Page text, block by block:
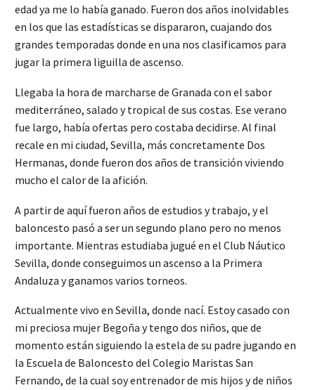
edad ya me lo había ganado. Fueron dos años inolvidables
en los que las estadísticas se dispararon, cuajando dos
grandes temporadas donde en una nos clasificamos para
jugar la primera liguilla de ascenso.
Llegaba la hora de marcharse de Granada con el sabor
mediterráneo, salado y tropical de sus costas. Ese verano
fue largo, había ofertas pero costaba decidirse. Al final
recale en mi ciudad, Sevilla, más concretamente Dos
Hermanas, donde fueron dos años de transición viviendo
mucho el calor de la afición.
A partir de aquí fueron años de estudios y trabajo, y el
baloncesto pasó a ser un segundo plano pero no menos
importante. Mientras estudiaba jugué en el Club Náutico
Sevilla, donde conseguimos un ascenso a la Primera
Andaluza y ganamos varios torneos.
Actualmente vivo en Sevilla, donde nací. Estoy casado con
mi preciosa mujer Begoña y tengo dos niños, que de
momento están siguiendo la estela de su padre jugando en
la Escuela de Baloncesto del Colegio Maristas San
Fernando, de la cual soy entrenador de mis hijos y de niños